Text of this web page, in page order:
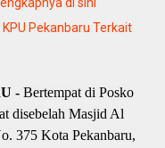
di sini
Pekanbaru Terkait
- Bertempat di Posko
disebelah Masjid Al
375 Kota Pekanbaru,